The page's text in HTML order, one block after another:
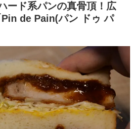
ード系パンの真骨頂！広
de Pain(パン ドゥ パ